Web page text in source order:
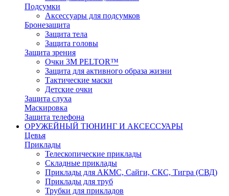
Подсумки
Аксессуары для подсумков
Бронезащита
Защита тела
Защита головы
Защита зрения
Очки 3М PELTOR™
Защита для активного образа жизни
Тактические маски
Детские очки
Защита слуха
Маскировка
Защита телефона
ОРУЖЕЙНЫЙ ТЮНИНГ И АКСЕССУАРЫ
Цевья
Приклады
Телескопические приклады
Складные приклады
Приклады для АКМС, Сайги, СКС, Тигра (СВД)
Приклады для труб
Трубки для прикладов